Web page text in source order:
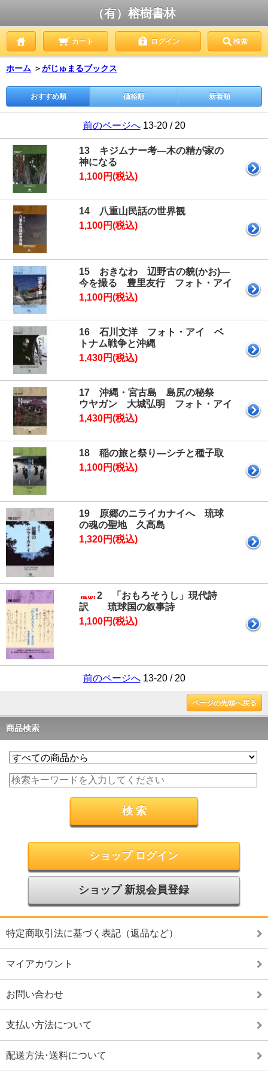
（有）榕樹書林
カート ログイン 検索
ホーム ＞がじゅまるブックス
おすすめ順 価格順 新着順
前のページへ13-20 / 20
13 キジムナー考―木の精が家の
神になる
1,100円(税込)
14 八重山民話の世界観
1,100円(税込)
15 おきなわ 辺野古の貌(かお)―
今を撮る 豊里友行 フォト・アイ
1,100円(税込)
16 石川文洋 フォト・アイ ベ
トナム戦争と沖縄
1,430円(税込)
17 沖縄・宮古島 島尻の秘祭
ウヤガン 大城弘明 フォト・アイ
1,430円(税込)
18 稲の旅と祭り―シチと種子取
1,100円(税込)
19 原郷のニライカナイへ 琉球
の魂の聖地 久高島
1,320円(税込)
2 「おもろそうし」現代詩
訳 琉球国の叙事詩
1,100円(税込)
前のページへ13-20 / 20
ページの先頭へ戻る
商品検索
ショップ ログイン
ショップ 新規会員登録
特定商取引法に基づく表記（返品など）
マイアカウント
お問い合わせ
支払い方法について
配送方法･送料について